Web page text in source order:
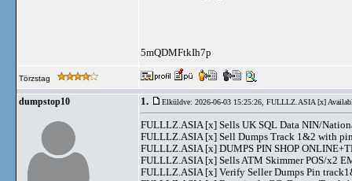
5mQDMFtkIh7p
Törzstag
dumpstop10 1. Elküldve: 2026-06-03 15:25:26, FULLLZ.ASIA [x]
FULLLZ.ASIA [x] Sells UK SQL Data NIN/
FULLLZ.ASIA [x] Sell Dumps Track 1&2 with
FULLLZ.ASIA [x] DUMPS PIN SHOP
FULLLZ.ASIA [x] Sells ATM Skimmer POS/x2
FULLLZ.ASIA [x] Verify Seller Dumps Pin